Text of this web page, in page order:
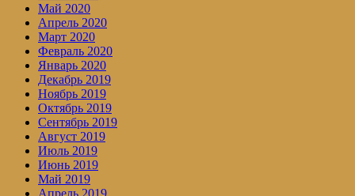
Май 2020
Апрель 2020
Март 2020
Февраль 2020
Январь 2020
Декабрь 2019
Ноябрь 2019
Октябрь 2019
Сентябрь 2019
Август 2019
Июль 2019
Июнь 2019
Май 2019
Апрель 2019